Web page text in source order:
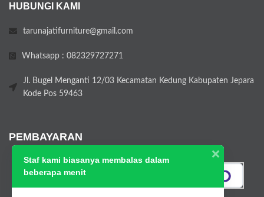
HUBUNGI KAMI
tarunajatifurniture@gmail.com
Whatsapp : 082329727271
Jl. Bugel Menganti 12/03 Kecamatan Kedung Kabupaten Jepara
Kode Pos 59463
PEMBAYARAN
Staf kami biasanya membalas dalam
beberapa menit